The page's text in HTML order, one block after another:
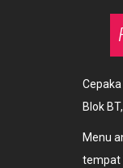
Blok
Menu
tempat